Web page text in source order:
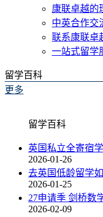
康联卓越的
中英合作交
联系康联卓
一站式留学
留学百科
更多
留学百科
英国私立全寄宿
2026-01-26
去英国低龄留学
2026-01-25
27申请季 剑桥数
2026-02-09